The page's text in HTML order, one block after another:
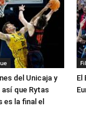
del Unicaja y
que Rytas
es la final el
El